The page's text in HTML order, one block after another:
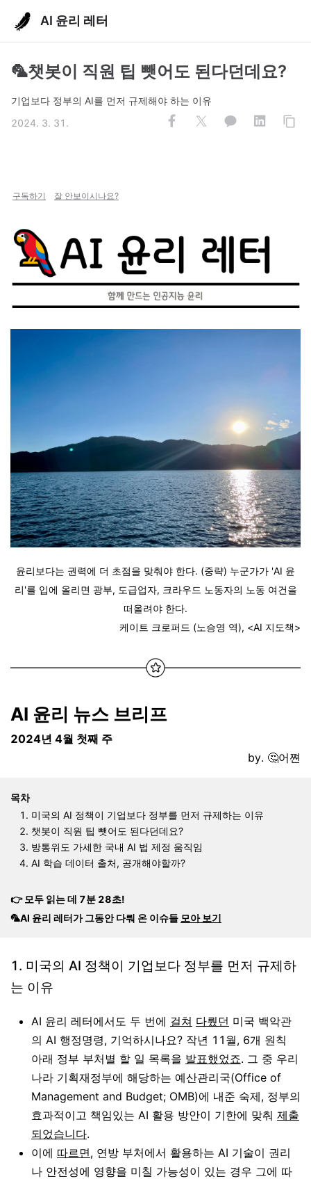
AI 윤리 레터
🦜챗봇이 직원 팁 뺏어도 된다던데요?
기업보다 정부의 AI를 먼저 규제해야 하는 이유
2024. 3. 31.
구독하기 잘 안보이시나요?
윤리보다는 권력에 더 초점을 맞춰야 한다. (중략) 누군가가 'AI 윤
리'를 입에 올리면 광부, 도급업자, 크라우드 노동자의 노동 여건을
떠올려야 한다.
케이트 크로퍼드 (노승영 역), <AI 지도책>
AI 윤리 뉴스 브리프
2024년 4월 첫째 주
by. 🤔어쪈
목차
미국의 AI 정책이 기업보다 정부를 먼저 규제하는 이유
챗봇이 직원 팁 뺏어도 된다던데요?
방통위도 가세한 국내 AI 법 제정 움직임
AI 학습 데이터 출처, 공개해야할까?
👉 모두 읽는 데 7분 28초!
🦜AI 윤리 레터가 그동안 다뤄 온 이슈들 모아 보기
1. 미국의 AI 정책이 기업보다 정부를 먼저 규제하
는 이유
AI 윤리 레터에서도 두 번에 걸쳐 다뤘던 미국 백악관
의 AI 행정명령, 기억하시나요? 작년 11월, 6개 원칙
아래 정부 부처별 할 일 목록을 발표했었죠. 그 중 우리
나라 기획재정부에 해당하는 예산관리국(Office of
Management and Budget; OMB)에 내준 숙제, 정부의
효과적이고 책임있는 AI 활용 방안이 기한에 맞춰 제출
되었습니다.
이에 따르면, 연방 부처에서 활용하는 AI 기술이 권리
나 안전성에 영향을 미칠 가능성이 있는 경우 그에 따